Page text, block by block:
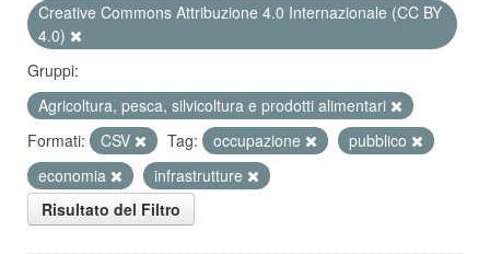
Creative Commons Attribuzione 4.0 Internazionale (CC BY
4.0)
Gruppi:
Agricoltura, pesca, silvicoltura e prodotti alimentari
Formati:
CSV Tag: occupazione
pubblico
economia
infrastrutture
Risultato del Filtro